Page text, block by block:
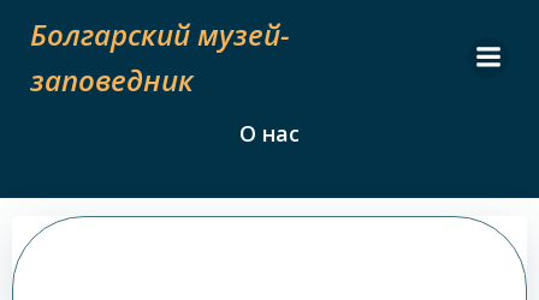
to
Болгарский музей-
заповедник
О нас